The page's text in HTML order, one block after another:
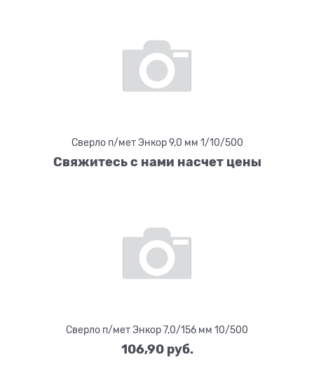
Сверло п/мет Энкор 9,0 мм 1/10/500
Свяжитесь с нами насчет цены
Сверло п/мет Энкор 7,0/156 мм 10/500
106,90 руб.